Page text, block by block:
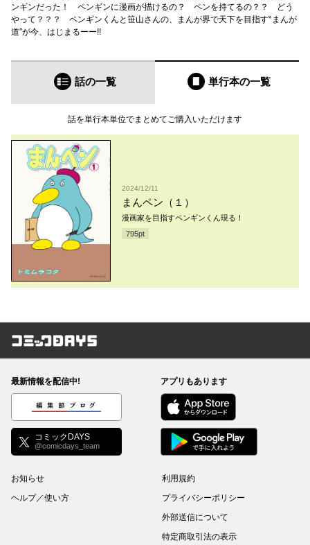
ンギンだった！ ペンギンに漫画が描けるの？ ペンを持てるの？？ どう
やって？？？ ペンギンくんと笹山さんの、まんが界で天下を目指す‶まんが
道″が今、はじまるーー!!
話の一覧 単行本の一覧
話を単行本単位でまとめてご購入いただけます
2024/12/11
まんペン（１）
漫画家を目指すペンギンくん現る！
795pt
コミックDAYS
最新情報を配信中!
編集部ブログ
コミックDAYS
@comicdays_team
アプリもあります
お知らせ
ヘルプ／使い方
利用規約
プライバシーポリシー
外部送信について
特定商取引法の表示